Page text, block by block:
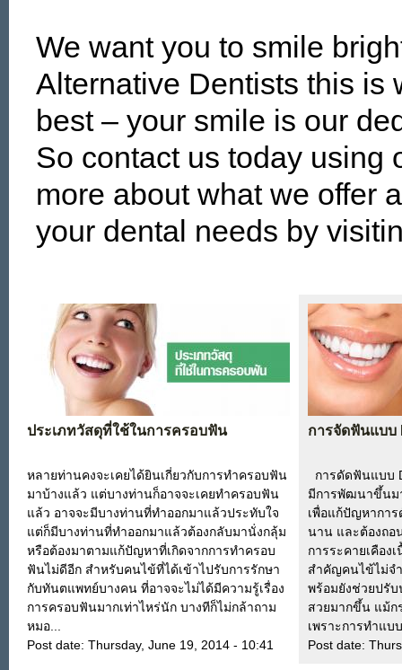
We want you to smile
Alternative Dentists this is
best – your smile is our
So contact us today using
more about what we offer
your dental needs by
ประเภทวัสดุที่ใช้ในการครอบฟัน
หลายท่านคงจะเคยได้ยินเกี่ยวกับการทำครอบฟัน
มาบ้างแล้ว แต่บางท่านก็อาจจะเคยทำครอบฟัน
แล้ว อาจจะมีบางท่านที่ทำออกมาแล้วประทับใจ
แต่ก็มีบางท่านที่ทำออกมาแล้วต้องกลับมานั่งกลุ้ม
หรือต้องมาตามแก้ปัญหาที่เกิดจากการทำครอบ
ฟันไม่ดีอีก สำหรับคนไข้ที่ได้เข้าไปรับการรักษา
กับทันตแพทย์บางคน ที่อาจจะไม่ได้มีความรู้เรื่อง
การครอบฟันมากเท่าไหร่นัก บางทีก็ไม่กล้าถาม
หมอ...
Post date: Thursday, June 19, 2014 - 10:41
การจัดฟันแบบ
การดัดฟันแบบ
มีการพัฒนาขึ้นม
เพื่อแก้ปัญหากา
นาน และต้องถอ
การระคายเคือง
สำคัญคนไข้ไม่จ
พร้อมยังช่วยปรั
สวยมากขึ้น แม้ก
เพราะการทำแบ
Post date: